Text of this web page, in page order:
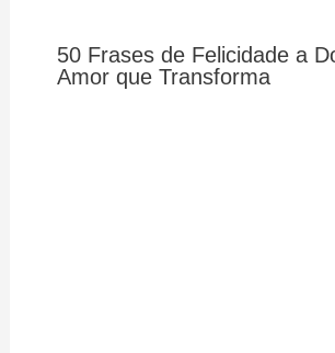
50 Frases de Felicidade a
Amor que Transforma